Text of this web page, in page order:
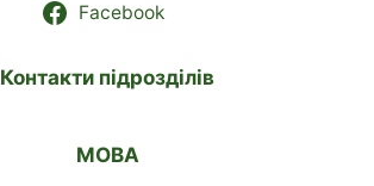
Facebook
Контакти підрозділів
МОВА